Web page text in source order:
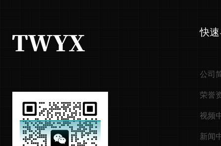
快
公司
荣誉
视频
新闻